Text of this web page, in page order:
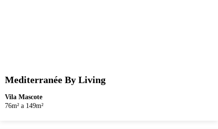
Mediterranée By Living
Vila Mascote
76m² a 149m²